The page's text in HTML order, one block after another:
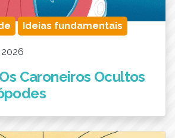
Ideias fundamentais
Caroneiros Ocultos